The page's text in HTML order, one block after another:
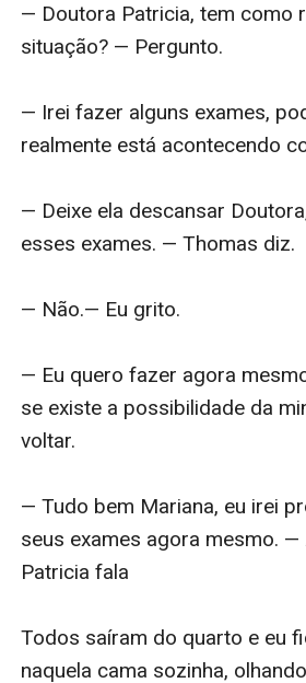
— Doutora Patricia, tem como
situação? — Pergunto.
— Irei fazer alguns exames,
realmente está acontecendo
— Deixe ela descansar
esses exames. — Thomas diz.
— Não.— Eu grito.
— Eu quero fazer agora
se existe a possibilidade da
voltar.
— Tudo bem Mariana, eu irei
seus exames agora mesmo. —
Patricia fala
Todos saíram do quarto e eu
naquela cama sozinha,